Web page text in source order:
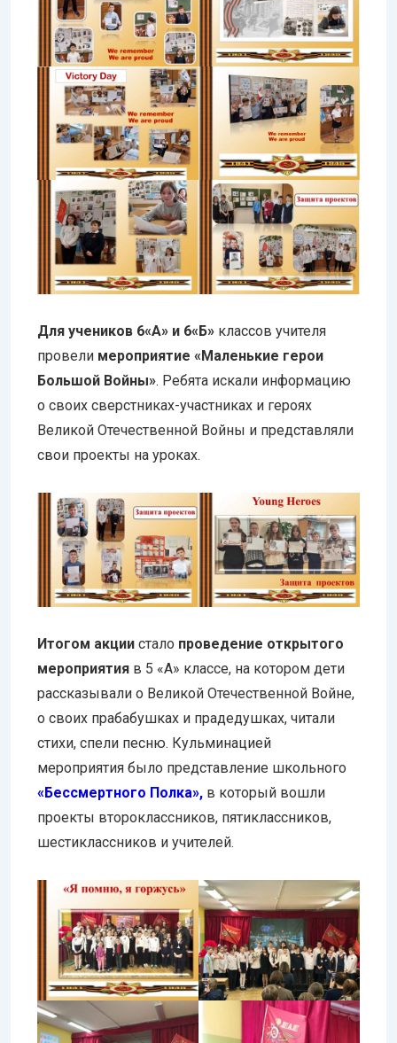
Для учеников 6«А» и 6«Б» классов учителя
провели мероприятие «Маленькие герои
Большой Войны». Ребята искали информацию
о своих сверстниках-участниках и героях
Великой Отечественной Войны и представляли
свои проекты на уроках.
Итогом акции стало проведение открытого
мероприятия в 5 «А» классе, на котором дети
рассказывали о Великой Отечественной Войне,
о своих прабабушках и прадедушках, читали
стихи, спели песню. Кульминацией
мероприятия было представление школьного
«Бессмертного Полка», в который вошли
проекты второклассников, пятиклассников,
шестиклассников и учителей.